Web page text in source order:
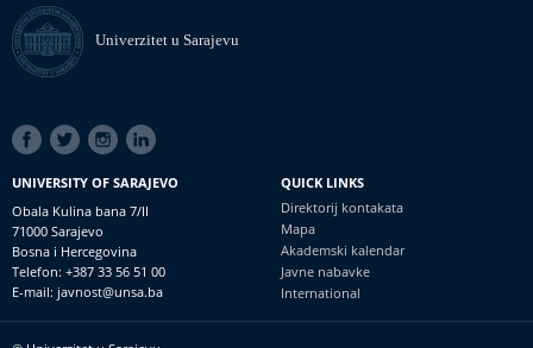
Univerzitet u Sarajevu
SOCIAL
LINKS
UNIVERSITY OF SARAJEVO
Obala Kulina bana 7/II
71000 Sarajevo
Bosna i Hercegovina
Telefon: +387 33 56 51 00
E-mail: javnost@unsa.ba
QUICK LINKS
Direktorij kontakata
Mapa
Akademski kalendar
Javne nabavke
International